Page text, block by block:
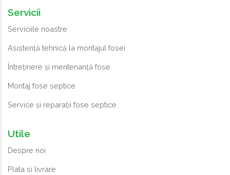
Servicii
Serviciile noastre
Asistență tehnică la montajul fosei
Întreținere și mentenanță fose
Montaj fose septice
Service și reparații fose septice
Utile
Despre noi
Plata si livrare